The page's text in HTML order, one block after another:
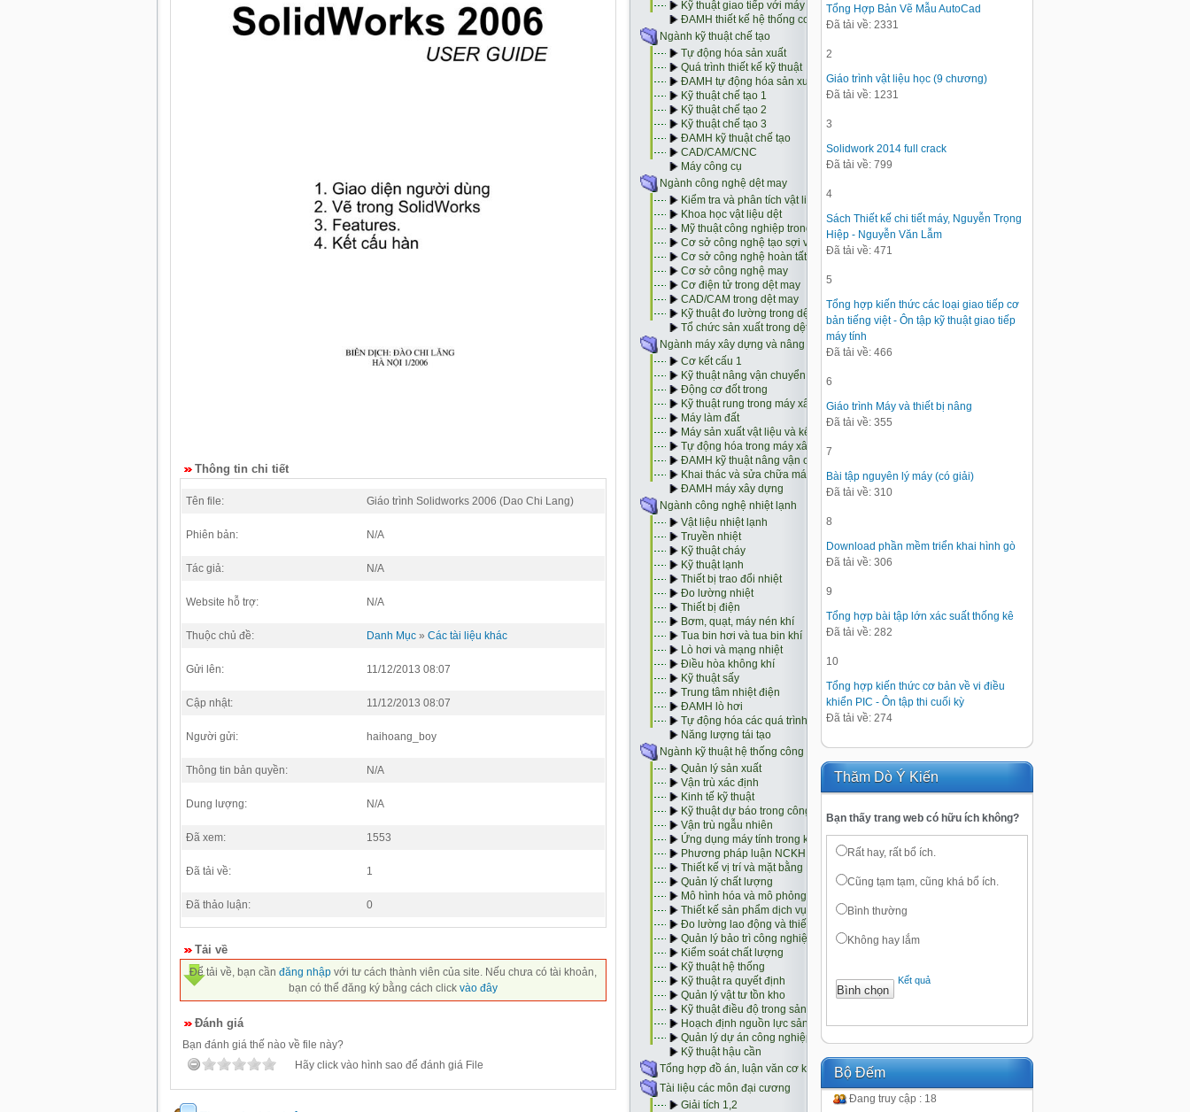
Thông tin chi tiết
Tên file: Giáo trình Solidworks 2006 (Dao Chi Lang)
Phiên bản: N/A
Tác giả: N/A
Website hỗ trợ: N/A
Thuộc chủ đề: Danh Mục» Các tài liệu khác
Gửi lên: 11/12/2013 08:07
Cập nhật: 11/12/2013 08:07
Người gửi: haihoang_boy
Thông tin bản quyền: N/A
Dung lượng: N/A
Đã xem: 1553
Đã tải về: 1
Đã thảo luận: 0
Tải về
Để tải về, bạn cần đăng nhập với tư cách thành viên của site. Nếu chưa có tài khoản,
bạn có thể đăng ký bằng cách click vào đây
Đánh giá
Bạn đánh giá thế nào về file này?
Hãy click vào hình sao để đánh giá File
Tổng Hợp Bản Vẽ Mẫu AutoCad
Đã tải về: 2331
2
Giáo trình vật liệu học (9 chương)
Đã tải về: 1231
3
Solidwork 2014 full crack
Đã tải về: 799
4
Sách Thiết kế chi tiết máy, Nguyễn Trọng
Hiệp - Nguyễn Văn Lẫm
Đã tải về: 471
5
Tổng hợp kiến thức các loại giao tiếp cơ
bản tiếng việt - Ôn tập kỹ thuật giao tiếp
máy tính
Đã tải về: 466
6
Giáo trình Máy và thiết bị nâng
Đã tải về: 355
7
Bài tập nguyên lý máy (có giải)
Đã tải về: 310
8
Download phần mềm triển khai hình gò
Đã tải về: 306
9
Tổng hợp bài tập lớn xác suất thống kê
Đã tải về: 282
10
Tổng hợp kiến thức cơ bản về vi điều
khiển PIC - Ôn tập thi cuối kỳ
Đã tải về: 274
Thăm Dò Ý Kiến
Bạn thấy trang web có hữu ích không?
Rất hay, rất bổ ích.
Cũng tạm tạm, cũng khá bổ ích.
Bình thường
Không hay lắm
Kết quả
Bộ Đếm
Đang truy cập : 18